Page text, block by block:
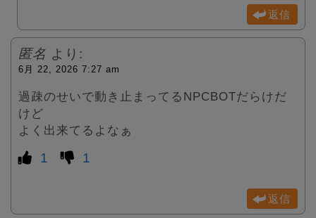
返信
匿名 より:
6月 22, 2026 7:27 am
過疎のせいで動き止まってるNPCBOTだらけだ
けど
よく出来てるよなぁ
1 1
返信